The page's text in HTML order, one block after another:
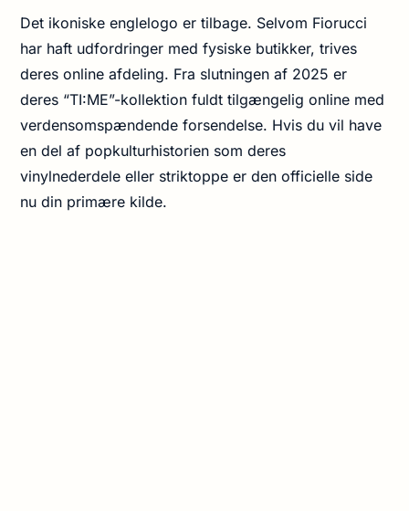
Det ikoniske englelogo er tilbage. Selvom Fiorucci
har haft udfordringer med fysiske butikker, trives
deres online afdeling. Fra slutningen af 2025 er
deres “TI:ME”-kollektion fuldt tilgængelig online med
verdensomspændende forsendelse. Hvis du vil have
en del af popkulturhistorien som deres
vinylnederdele eller striktoppe er den officielle side
nu din primære kilde.